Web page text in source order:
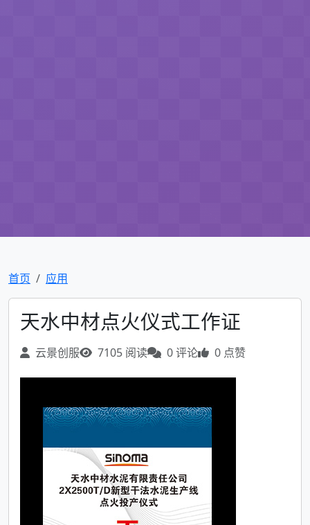
首页 应用
天水中材点火仪式工作证
云景创服 7105 阅读 0 评论 0 点赞